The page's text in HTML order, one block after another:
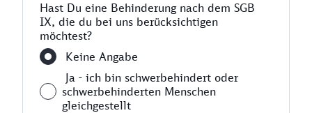
Hast Du eine Behinderung nach dem SGB
IX, die du bei uns berücksichtigen
möchtest?
Keine Angabe
Ja - ich bin schwerbehindert oder
schwerbehinderten Menschen
gleichgestellt